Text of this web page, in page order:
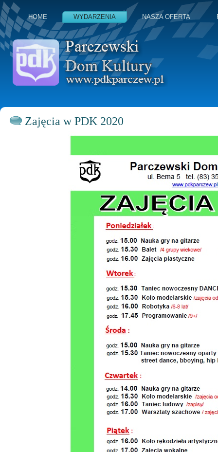
HOME WYDARZENIA NASZA OFERTA
Zajęcia w PDK 2020